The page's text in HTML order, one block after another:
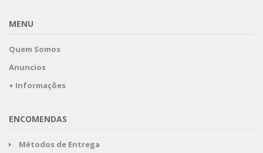
MENU
Quem Somos
Anuncios
+ Informações
ENCOMENDAS
Métodos de Entrega